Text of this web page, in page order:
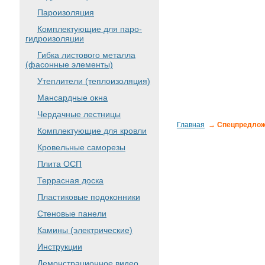
Пароизоляция
Комплектующие для паро-
гидроизоляции
Гибка листового металла
(фасонные элементы)
Утеплители (теплоизоляция)
Мансардные окна
Чердачные лестницы
Комплектующие для кровли
Кровельные саморезы
Плита ОСП
Террасная доска
Пластиковые подоконники
Стеновые панели
Камины (электрические)
Инструкции
Главная →